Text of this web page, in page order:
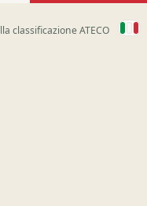
classificazione ATECO